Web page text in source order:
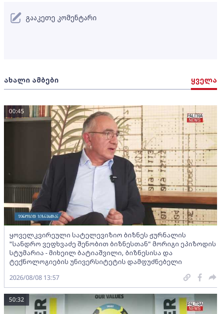
ახალი ამბები ყველა
ყოველკვირეული სატელევიზიო ბიზნეს ჟურნალის
"სანდრო ვეფხვაძე შენობით ბიზნესთან" მორიგი ეპიზოდის
სტუმარია - მიხეილ ბატიაშვილი, ბიზნესისა და
ტექნოლოგიების უნივერსიტეტის დამფუძნებელი
00:45
2026/08/08 13:57
50:32
გააკეთე კომენტარი